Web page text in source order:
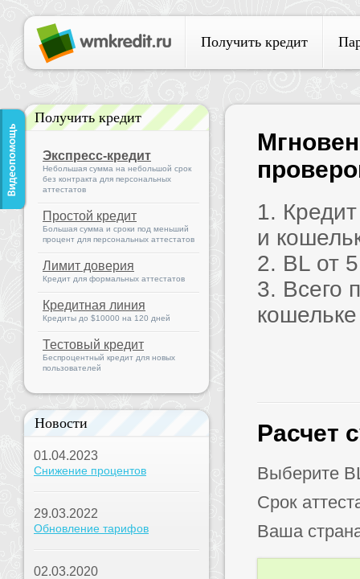
Получить кредит
Получить кредит
Экспресс-кредит
Небольшая сумма на небольшой срок
без контракта для персональных
аттестатов
Простой кредит
Большая сумма и сроки под меньший
процент для персональных аттестатов
Лимит доверия
Кредит для формальных аттестатов
Кредитная линия
Кредиты до $10000 на 120 дней
Тестовый кредит
Беспроцентный кредит для новых
пользователей
Новости
01.04.2023
Снижение процентов
29.03.2022
Обновление тарифов
02.03.2020
1.
и
2. BL от
3. Всего
кошельке
Расчет
Выберите
Срок
Ваша